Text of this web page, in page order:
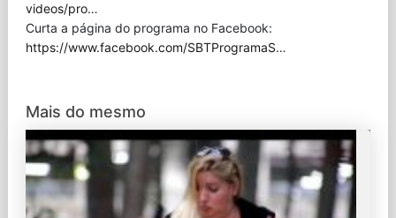
videos/pro…
Curta a página do programa no Facebook:
https://www.facebook.com/SBTProgramaS…
Mais do mesmo